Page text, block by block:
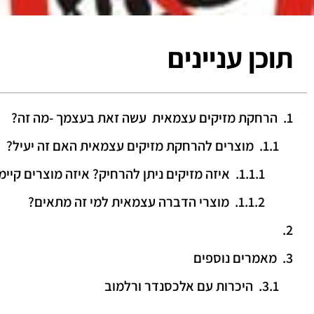
תוכן עניינים
הרחקת מזיקים עצמאית עשה זאת בעצמך -מה זה?
מוצרים להרחקת מזיקים עצמאית האם זה יעיל?
איזה מזיקים ניתן להרחיק? איזה מוצרים
מוצרי הדברה עצמאית למי זה מתאים?
מאמרים נוספים
היכרות עם אלכסנדר ורלמוב